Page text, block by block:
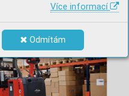
Více informací
Odmítám